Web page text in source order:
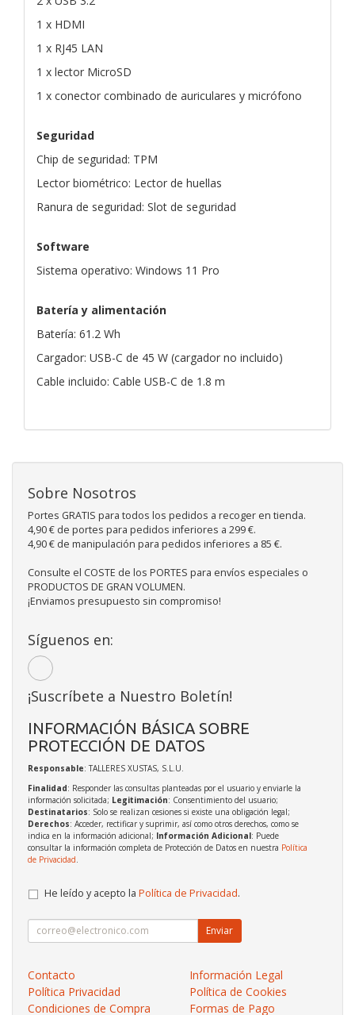
1 x HDMI
1 x RJ45 LAN
1 x lector MicroSD
1 x conector combinado de auriculares y micrófono
Seguridad
Chip de seguridad: TPM
Lector biométrico: Lector de huellas
Ranura de seguridad: Slot de seguridad
Software
Sistema operativo: Windows 11 Pro
Batería y alimentación
Batería: 61.2 Wh
Cargador: USB-C de 45 W (cargador no incluido)
Cable incluido: Cable USB-C de 1.8 m
Sobre Nosotros
Portes GRATIS para todos los pedidos a recoger en tienda.
4,90 € de portes para pedidos inferiores a 299 €.
4,90 € de manipulación para pedidos inferiores a 85 €.
Consulte el COSTE de los PORTES para envíos especiales o
PRODUCTOS DE GRAN VOLUMEN.
¡Enviamos presupuesto sin compromiso!
Síguenos en:
¡Suscríbete a Nuestro Boletín!
INFORMACIÓN BÁSICA SOBRE
PROTECCIÓN DE DATOS
Responsable: TALLERES XUSTAS, S.L.U.
Finalidad: Responder las consultas planteadas por el usuario y enviarle la
información solicitada; Legitimación: Consentimiento del usuario;
Destinatarios: Solo se realizan cesiones si existe una obligación legal;
Derechos: Acceder, rectificar y suprimir, así como otros derechos, como se
indica en la información adicional; Información Adicional: Puede
consultar la información completa de Protección de Datos en nuestra Política
de Privacidad
He leído y acepto la Política de Privacidad.
Enviar
Contacto
Información Legal
Política Privacidad
Política de Cookies
Condiciones de Compra
Formas de Pago